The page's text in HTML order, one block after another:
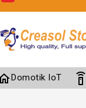
Domotik IoT settings_remote